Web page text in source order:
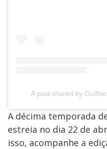
A post shared by
A décima temporada
estreia no dia 22 de
isso, acompanhe a